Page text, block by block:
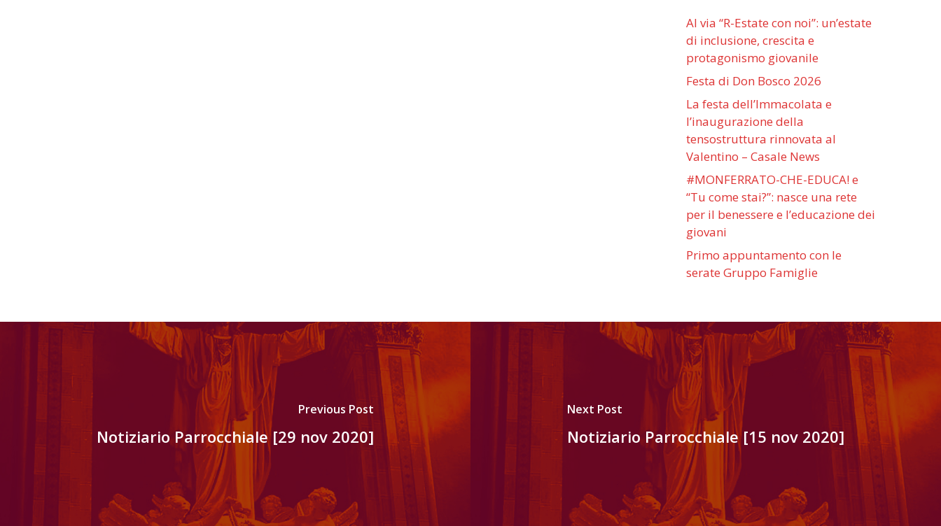
Al via “R-Estate con noi”: un’estate
di inclusione, crescita e
protagonismo giovanile
Festa di Don Bosco 2026
La festa dell’Immacolata e
l’inaugurazione della
tensostruttura rinnovata al
Valentino – Casale News
#MONFERRATO-CHE-EDUCA! e
“Tu come stai?”: nasce una rete
per il benessere e l’educazione dei
giovani
Primo appuntamento con le
serate Gruppo Famiglie
Previous Post
Notiziario Parrocchiale [29 nov 2020]
Next Post
Notiziario Parrocchiale [15 nov 2020]